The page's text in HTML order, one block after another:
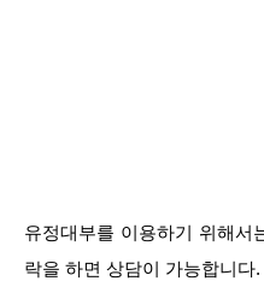
유정대부를 이용하기 위해서
락을 하면 상담이 가능합니다.